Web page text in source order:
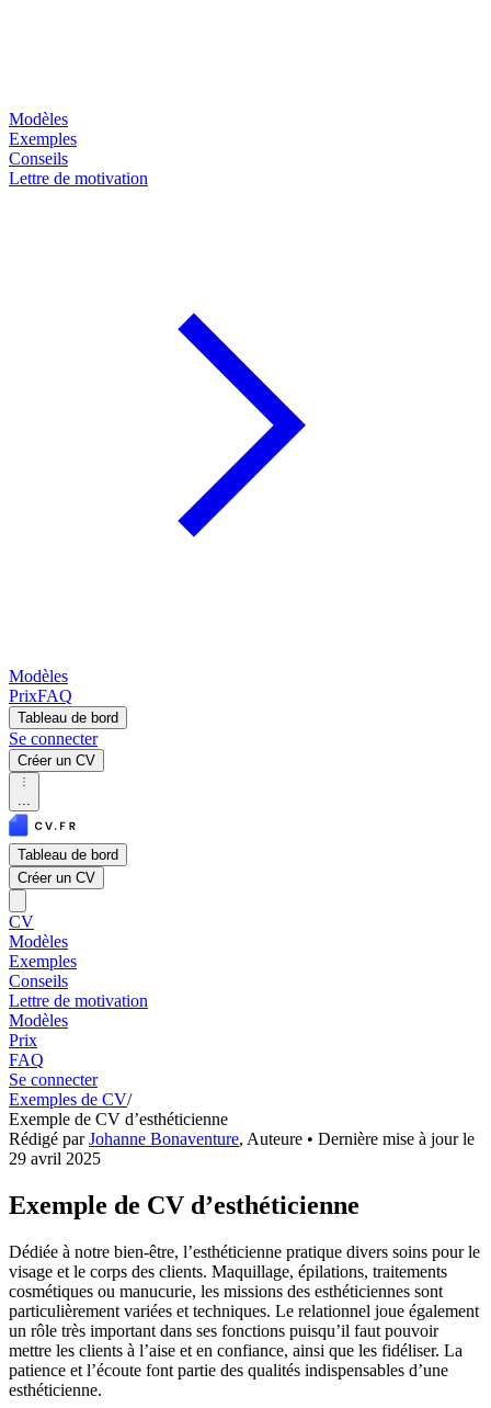
Modèles
Exemples
Conseils
Lettre de motivation
Modèles
PrixFAQ
Tableau de bord
Se connecter
Créer un CV
...
Tableau de bord
Créer un CV
CV
Modèles
Exemples
Conseils
Lettre de motivation
Modèles
Prix
FAQ
Se connecter
Exemples de CV/
Exemple de CV d’esthéticienne
Rédigé parJohanne Bonaventure, Auteure • Dernière mise à jour le
29 avril 2025
Exemple de CV d’esthéticienne
Dédiée à notre bien-être, l’esthéticienne pratique divers soins pour le
visage et le corps des clients. Maquillage, épilations, traitements
cosmétiques ou manucurie, les missions des esthéticiennes sont
particulièrement variées et techniques. Le relationnel joue également
un rôle très important dans ses fonctions puisqu’il faut pouvoir
mettre les clients à l’aise et en confiance, ainsi que les fidéliser. La
patience et l’écoute font partie des qualités indispensables d’une
esthéticienne.